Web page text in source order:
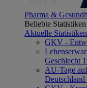
Pharma &
Beliebte Statistiken
Aktuelle Statistiken
GKV -
Geschlecht
AU-Tage